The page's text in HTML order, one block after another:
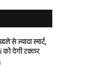
से ज्यादा स्मार्ट,
देगी टक्कर